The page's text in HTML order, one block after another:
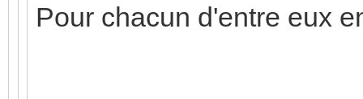
Pour chacun d'entre eux